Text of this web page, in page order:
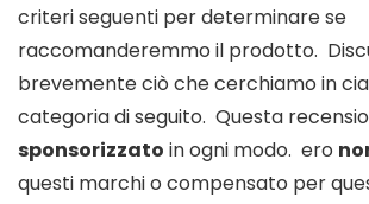
criteri seguenti per determinare se
raccomanderemmo il prodotto.
brevemente ciò che cerchiamo in
categoria di seguito.  Questa
sponsorizzato in ogni modo.  ero
questi marchi o compensato per